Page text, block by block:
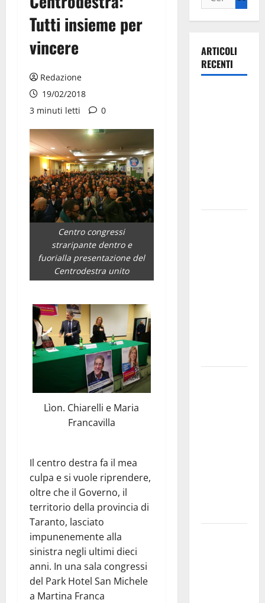
Tutti insieme per
vincere
Redazione
19/02/2018
3 minuti letti
0
Centro congressi
straripante dentro e
fuorialla presentazione del
Centrodestra unito
Lìon. Chiarelli e Maria
Francavilla
Il centro destra fa il mea
culpa e si vuole riprendere,
oltre che il Governo, il
territorio della provincia di
Taranto, lasciato
impunenemente alla
sinistra negli ultimi dieci
anni. In una sala congressi
del Park Hotel San Michele
a Martina Franca
ARTICOLI
RECENTI